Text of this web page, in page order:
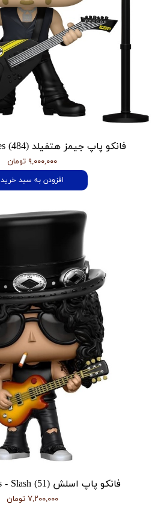
فانکو پاپ جیمز هتفیلد Metallica - James (484)
۹,۰۰۰,۰۰۰ تومان
افزودن به سبد خرید
فانکو پاپ اسلش Guns 'N Roses - Slash (51)
۷,۲۰۰,۰۰۰ تومان